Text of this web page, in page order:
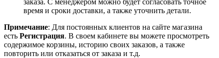
время и сроки доставки, а также уточнить детали.
Примечание: Для постоянных клиентов на сайте магазина
есть Регистрация. В своем кабинете вы можете просмотреть
содержимое корзины, историю своих заказов, а также
повторить или отказаться от заказа и т.д.